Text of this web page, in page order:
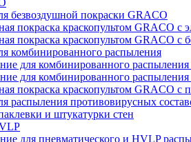
безвоздушной покраски GRACO
покраска краскопультом GRACO с
покраска краскопультом GRACO с
комбинированного распыления
для комбинированного
для комбинированного
покраска краскопультом GRACO с
распыления противовирусных
и штукатурки стен
для пневматического и HVLP